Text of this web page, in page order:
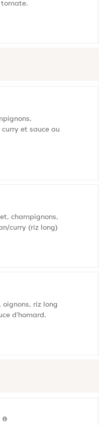
tomate.
et sauce au
champignons,
curry (riz long)
riz long
d'homard.